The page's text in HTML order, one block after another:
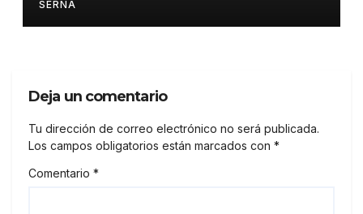
SERNA
Deja un comentario
Tu dirección de correo electrónico no será publicada.
Los campos obligatorios están marcados con *
Comentario *